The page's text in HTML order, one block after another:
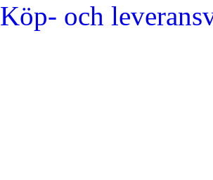
Köp- och